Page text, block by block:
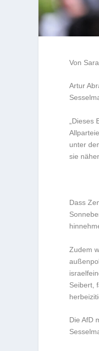
Von
Artur
unter
sie
Dass
Zudem
Seibert,
Die AfD